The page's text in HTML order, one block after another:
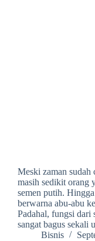
Meski zaman sudah
masih sedikit orang
semen putih.
berwarna abu-abu
Padahal, fungsi dari
sangat bagus sekali
Bisnis